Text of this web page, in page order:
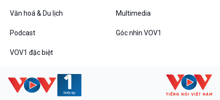
Văn hoá & Du lịch Multimedia
Podcast Góc nhìn VOV1
VOV1 đặc biệt